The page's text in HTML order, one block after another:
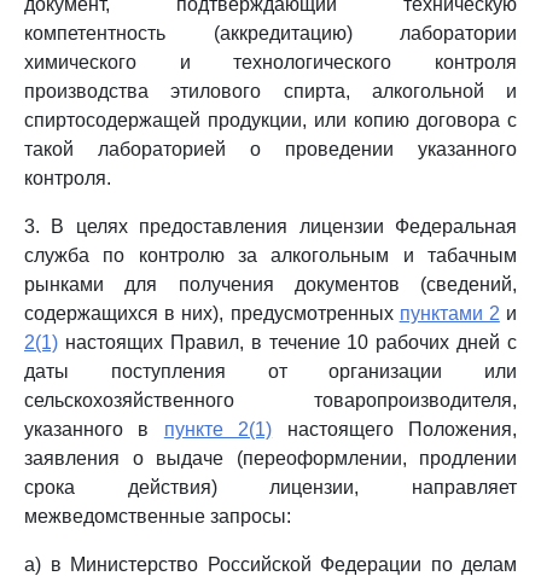
документ, подтверждающий техническую
компетентность (аккредитацию) лаборатории
химического и технологического контроля
производства этилового спирта, алкогольной и
спиртосодержащей продукции, или копию договора с
такой лабораторией о проведении указанного
контроля.
3. В целях предоставления лицензии Федеральная
служба по контролю за алкогольным и табачным
рынками для получения документов (сведений,
содержащихся в них), предусмотренных пунктами 2 и
2(1) настоящих Правил, в течение 10 рабочих дней с
даты поступления от организации или
сельскохозяйственного товаропроизводителя,
указанного в пункте 2(1) настоящего Положения,
заявления о выдаче (переоформлении, продлении
срока действия) лицензии, направляет
межведомственные запросы:
а) в Министерство Российской Федерации по делам